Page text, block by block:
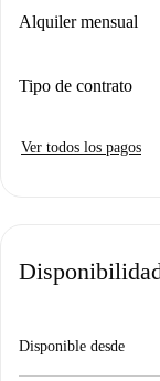
Alquiler mensual
Tipo de contrato
Ver todos los pagos
Disponible desde